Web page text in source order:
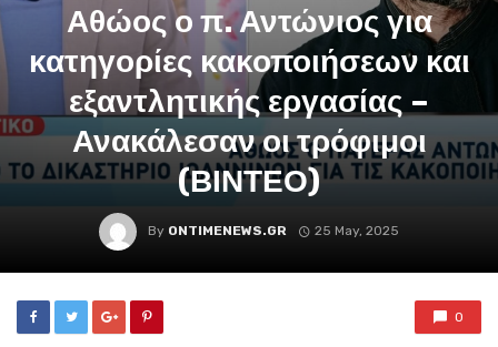
Αθώος ο π. Αντώνιος για
κατηγορίες κακοποιήσεων και
εξαντλητικής εργασίας –
Ανακάλεσαν οι τρόφιμοι
(ΒΙΝΤΕΟ)
By ONTIMENEWS.GR 25 May, 2025
0